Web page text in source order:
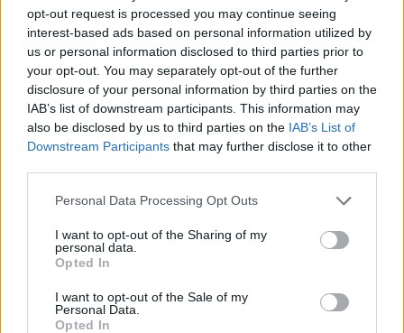
opt-out request is processed you may continue seeing
interest-based ads based on personal information utilized by
us or personal information disclosed to third parties prior to
your opt-out. You may separately opt-out of the further
disclosure of your personal information by third parties on the
IAB’s list of downstream participants. This information may
also be disclosed by us to third parties on the IAB’s List of
Downstream Participants that may further disclose it to other
Please note that this website/app uses one or more Google
not limited to your visit or usage behaviour. You may click to
grant or deny consent to Google and its third-party tags to
use your data for below specified purposes in below Google
consent section.
Personal Data Processing Opt Outs
I want to opt-out of the Sharing of my
personal data.
Opted In
I want to opt-out of the Sale of my
Personal Data.
Opted In
Αρκετοί από τους μηχανικούς hardware και τους
σχεδιαστές αυτοκινήτων που συμμετείχαν στην
ομάδα Apple Car θα απολυθούν. Ορισμένοι από
αυτούς τους υπαλλήλους ενδέχεται να μετακινηθούν
σε άλλα τμήματα της εταιρείας.
Νωρίτερα φέτος, υπήρχαν φήμες ότι το project για το
Apple Car είχε υποβαθμιστεί, με την Apple να
εγκαταλείπει τα σχέδια για ένα αυτοκίνητο χωρίς
οδηγό με αυτόνομες δυνατότητες. Η Apple
μετατόπισε την προσοχή της σε ένα ηλεκτρικό όχημα